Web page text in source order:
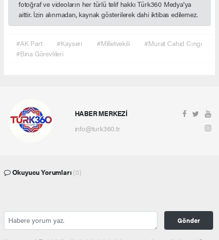
fotoğraf ve videoların her türlü telif hakkı Türk360 Medya'ya
aittir. İzin alınmadan, kaynak gösterilerek dahi iktibas edilemez.
#AK Part #Kayseri #Milletvekili
#Murat Cahid Cıngı
#Bina Görevlileri
HABER MERKEZİ
info@turk360.tr
Okuyucu Yorumları (0)
Gönder